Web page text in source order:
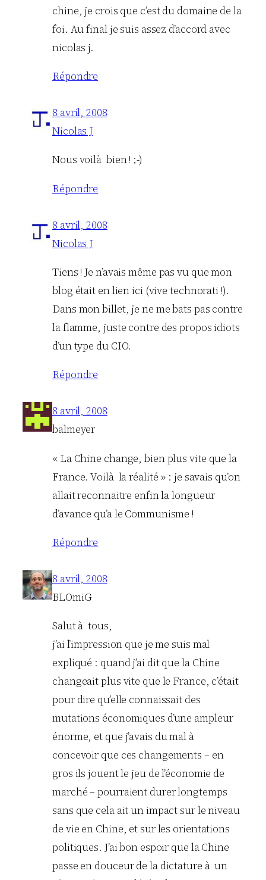
chine, je crois que c’est du domaine de la
foi. Au final je suis assez d’accord avec
nicolas j.
Répondre
8 avril, 2008
Nicolas J
Nous voilà bien ! ;-)
Répondre
8 avril, 2008
Nicolas J
Tiens ! Je n’avais même pas vu que mon
blog était en lien ici (vive technorati !).
Dans mon billet, je ne me bats pas contre
la flamme, juste contre des propos idiots
d’un type du CIO.
Répondre
8 avril, 2008
balmeyer
« La Chine change, bien plus vite que la
France. Voilà la réalité » : je savais qu’on
allait reconnaitre enfin la longueur
d’avance qu’a le Communisme !
Répondre
8 avril, 2008
BLOmiG
Salut à tous,
j’ai l’impression que je me suis mal
expliqué : quand j’ai dit que la Chine
changeait plus vite que le France, c’était
pour dire qu’elle connaissait des
mutations économiques d’une ampleur
énorme, et que j’avais du mal à
concevoir que ces changements – en
gros ils jouent le jeu de l’économie de
marché – pourraient durer longtemps
sans que cela ait un impact sur le niveau
de vie en Chine, et sur les orientations
politiques. J’ai bon espoir que la Chine
passe en douceur de la dictature à un